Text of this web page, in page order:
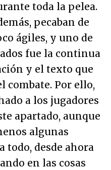
toda la pelea.
pecaban de
ágiles, y uno de
fue la continua
y el texto que
combate. Por ello,
a los jugadores
apartado, aunque
algunas
todo, desde ahora
en las cosas